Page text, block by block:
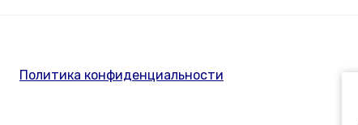
Политика конфиденциальности